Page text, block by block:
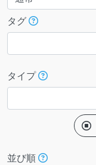
タグ
タイプ
並び順